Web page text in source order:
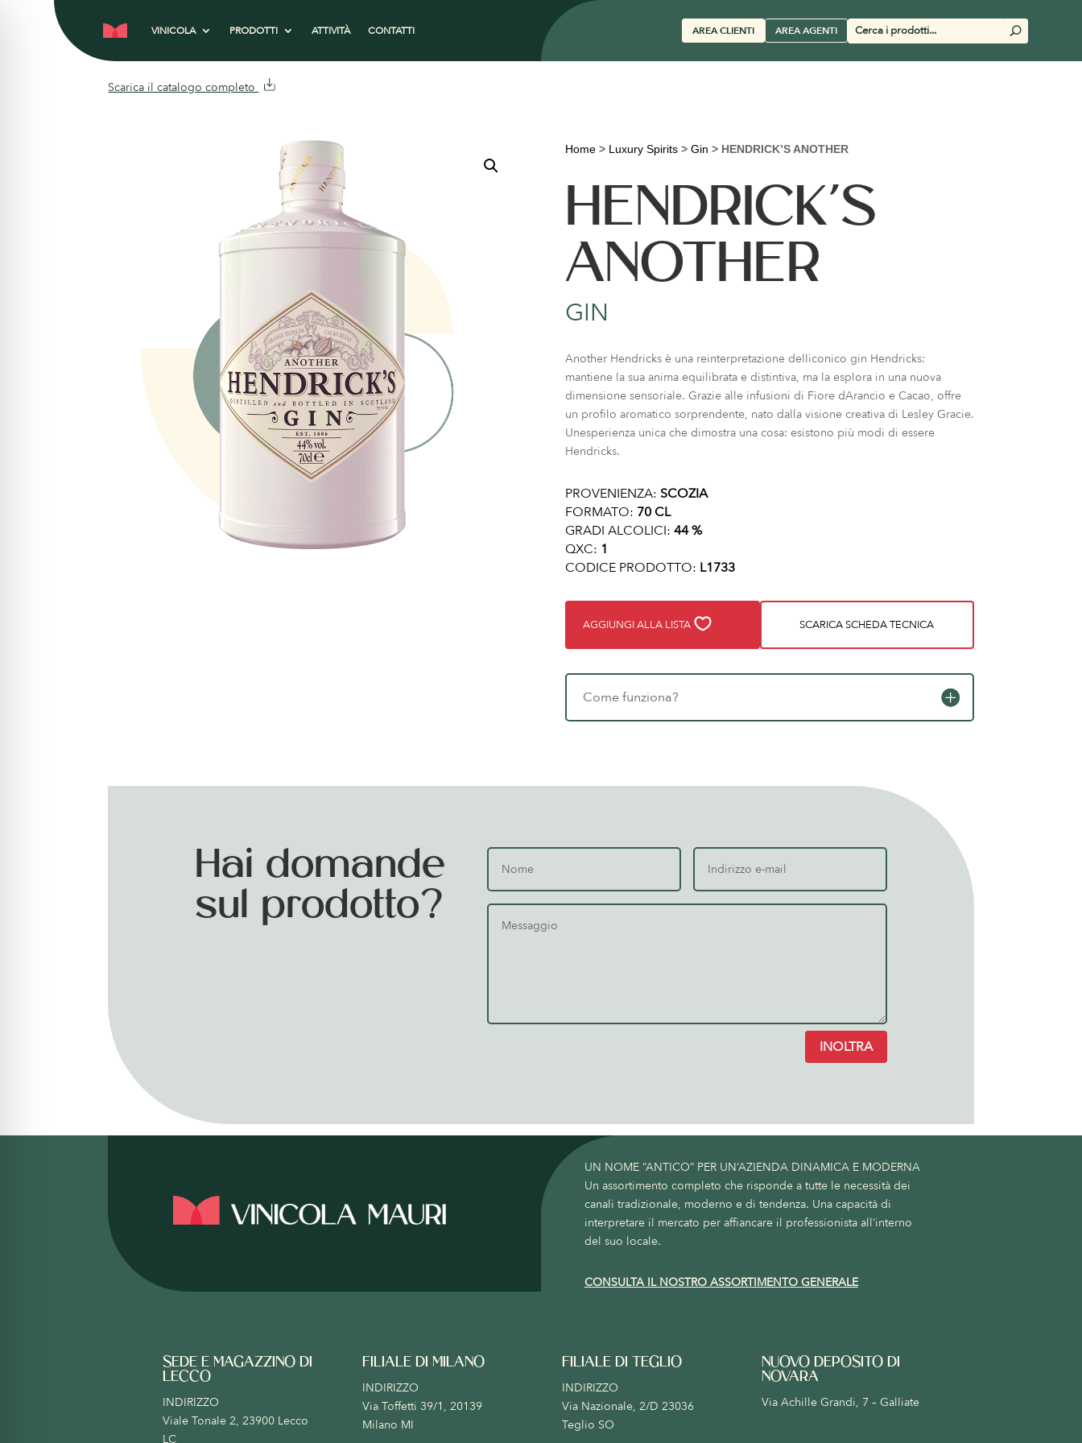
VINICOLA PRODOTTI ATTIVITÀ CONTATTI AREA CLIENTI AREA AGENTI
Cerca
prodotti
U
Scarica il catalogo completo
Home> Luxury Spirits> Gin > HENDRICK’S ANOTHER
HENDRICK’S
ANOTHER
GIN
Another Hendricks è una reinterpretazione delliconico gin Hendricks:
mantiene la sua anima equilibrata e distintiva, ma la esplora in una nuova
dimensione sensoriale. Grazie alle infusioni di Fiore dArancio e Cacao, offre
un profilo aromatico sorprendente, nato dalla visione creativa di Lesley Gracie.
Unesperienza unica che dimostra una cosa: esistono più modi di essere
Hendricks.
PROVENIENZA: SCOZIA
FORMATO: 70 CL
GRADI ALCOLICI: 44 %
QXC: 1
CODICE PRODOTTO: L1733
AGGIUNGI ALLA LISTA SCARICA SCHEDA TECNICA
Come funziona?
Hai domande
sul prodotto?
INOLTRA
UN NOME “ANTICO” PER UN’AZIENDA DINAMICA E MODERNA
Un assortimento completo che risponde a tutte le necessità dei
canali tradizionale, moderno e di tendenza. Una capacità di
interpretare il mercato per affiancare il professionista all’interno
del suo locale.
CONSULTA IL NOSTRO ASSORTIMENTO GENERALE
SEDE E MAGAZZINO DI
LECCO
INDIRIZZO
Viale Tonale 2, 23900 Lecco
LC
FILIALE DI MILANO
INDIRIZZO
Via Toffetti 39/1, 20139
Milano MI
FILIALE DI TEGLIO
INDIRIZZO
Via Nazionale, 2/D 23036
Teglio SO
NUOVO DEPOSITO DI
NOVARA
Via Achille Grandi, 7 – Galliate